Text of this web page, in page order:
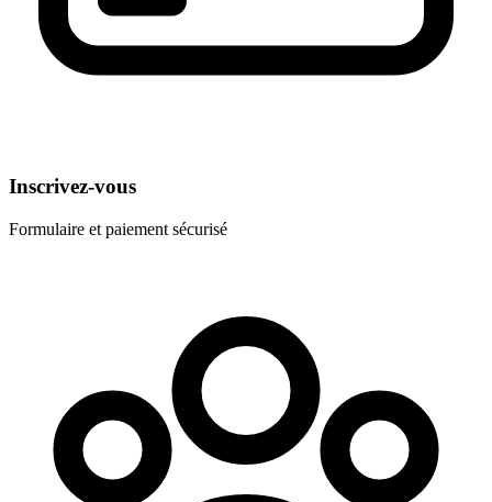
Inscrivez-vous
Formulaire et paiement sécurisé